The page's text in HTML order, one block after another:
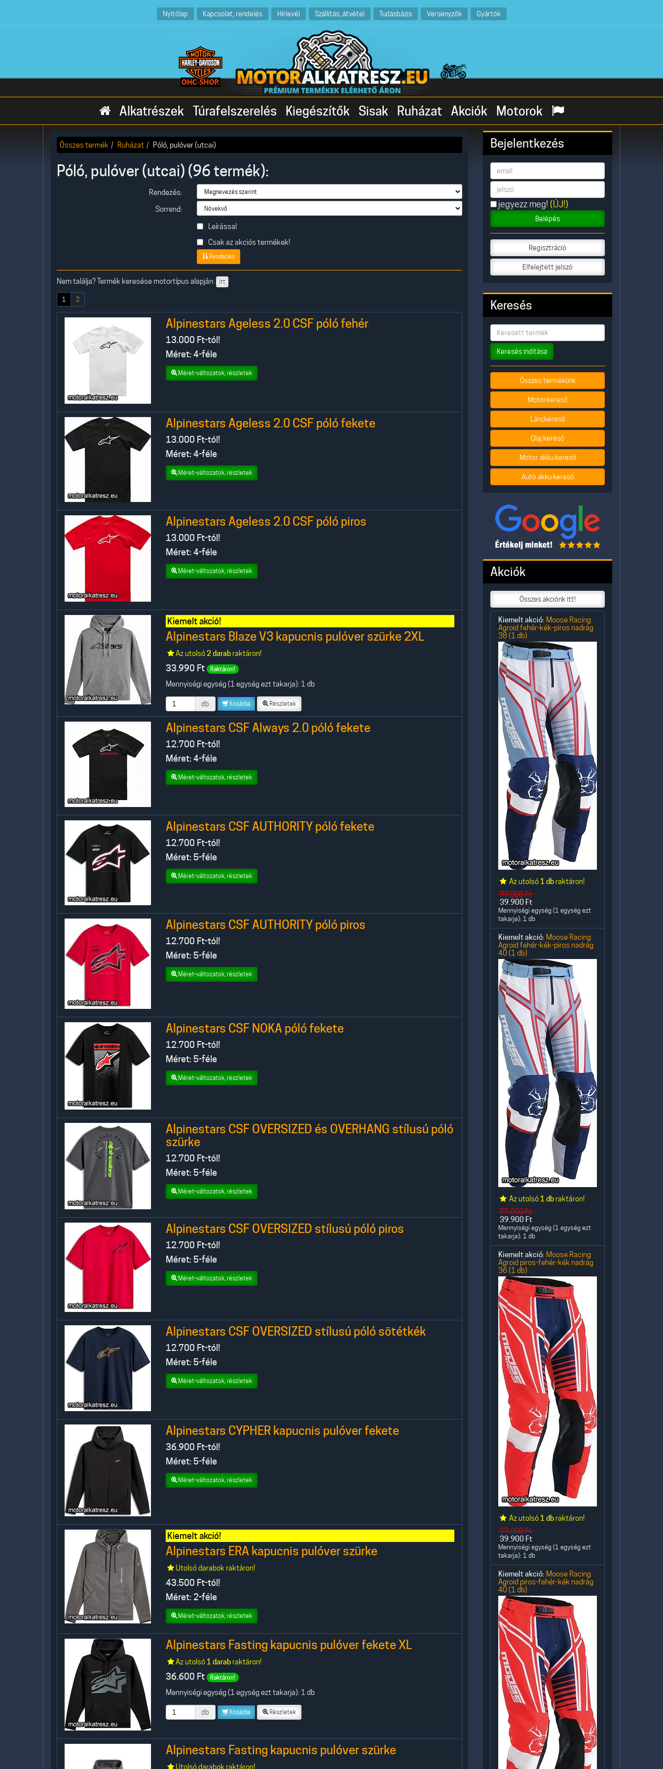
Nyitólap Kapcsolat, rendelés Hírlevél Szállítás, átvétel Tudásbázis Versenyzők Gyártók
Alkatrészek Túrafelszerelés Kiegészítők Sisak Ruházat Akciók Motorok
Összes termék Ruházat Póló, pulóver (utcai)
Póló, pulóver (utcai) (96 termék):
Rendezés:
Sorrend:
Leírással
Csak az akciós termékek!
Rendezés
Nem találja? Termék keresése motortípus alapján: itt
1 (current)
2
Alpinestars Ageless 2.0 CSF póló fehér
13.000 Ft-tól!
Méret: 4-féle
Méret-változatok, részletek
Alpinestars Ageless 2.0 CSF póló fekete
13.000 Ft-tól!
Méret: 4-féle
Méret-változatok, részletek
Alpinestars Ageless 2.0 CSF póló piros
13.000 Ft-tól!
Méret: 4-féle
Méret-változatok, részletek
Kiemelt akció!
Alpinestars Blaze V3 kapucnis pulóver szürke 2XL
Az utolsó2 darabraktáron!
33.990 Ft Raktáron!
Mennyiségi egység (1 egység ezt takarja): 1 db
db Kosárba Részletek
Alpinestars CSF Always 2.0 póló fekete
12.700 Ft-tól!
Méret: 4-féle
Méret-változatok, részletek
Alpinestars CSF AUTHORITY póló fekete
12.700 Ft-tól!
Méret: 5-féle
Méret-változatok, részletek
Alpinestars CSF AUTHORITY póló piros
12.700 Ft-tól!
Méret: 5-féle
Méret-változatok, részletek
Alpinestars CSF NOKA póló fekete
12.700 Ft-tól!
Méret: 5-féle
Méret-változatok, részletek
Alpinestars CSF OVERSIZED és OVERHANG stílusú póló
szürke
12.700 Ft-tól!
Méret: 5-féle
Méret-változatok, részletek
Alpinestars CSF OVERSIZED stílusú póló piros
12.700 Ft-tól!
Méret: 5-féle
Méret-változatok, részletek
Alpinestars CSF OVERSIZED stílusú póló sötétkék
12.700 Ft-tól!
Méret: 5-féle
Méret-változatok, részletek
Alpinestars CYPHER kapucnis pulóver fekete
36.900 Ft-tól!
Méret: 5-féle
Méret-változatok, részletek
Kiemelt akció!
Alpinestars ERA kapucnis pulóver szürke
Utolsó darabok raktáron!
43.500 Ft-tól!
Méret: 2-féle
Méret-változatok, részletek
Alpinestars Fasting kapucnis pulóver fekete XL
Az utolsó 1 darabraktáron!
36.600 Ft Raktáron!
Mennyiségi egység (1 egység ezt takarja): 1 db
db Kosárba Részletek
Alpinestars Fasting kapucnis pulóver szürke
Utolsó darabok raktáron!
Bejelentkezés
jegyezz meg! (ÚJ!)
Belépés
Regisztráció
Elfelejtett jelszó
Keresés
Keresés indítása
Összes termékünk
Motorkereső
Lánckereső
Olaj kereső
Motor akku kereső
Autó akku kereső
Akciók
Összes akciónk itt!
Kiemelt akció: Moose Racing
Agroid fehér-kék-piros nadrág
38 (1 db)
Az utolsó 1 db raktáron!
77.000Ft
39.900 Ft
Mennyiségi egység (1 egység ezt
takarja): 1 db
Kiemelt akció: Moose Racing
Agroid fehér-kék-piros nadrág
40 (1 db)
Az utolsó 1 db raktáron!
77.000Ft
39.900 Ft
Mennyiségi egység (1 egység ezt
takarja): 1 db
Kiemelt akció: Moose Racing
Agroid piros-fehér-kék nadrág
36 (1 db)
Az utolsó 1 db raktáron!
77.000Ft
39.900 Ft
Mennyiségi egység (1 egység ezt
takarja): 1 db
Kiemelt akció: Moose Racing
Agroid piros-fehér-kék nadrág
40 (1 db)